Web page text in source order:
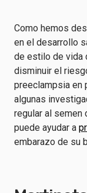
Como hemos
en el desarrollo
de estilo de vida
disminuir el
preeclampsia en
algunas
regular al semen
puede ayudar a
embarazo de su